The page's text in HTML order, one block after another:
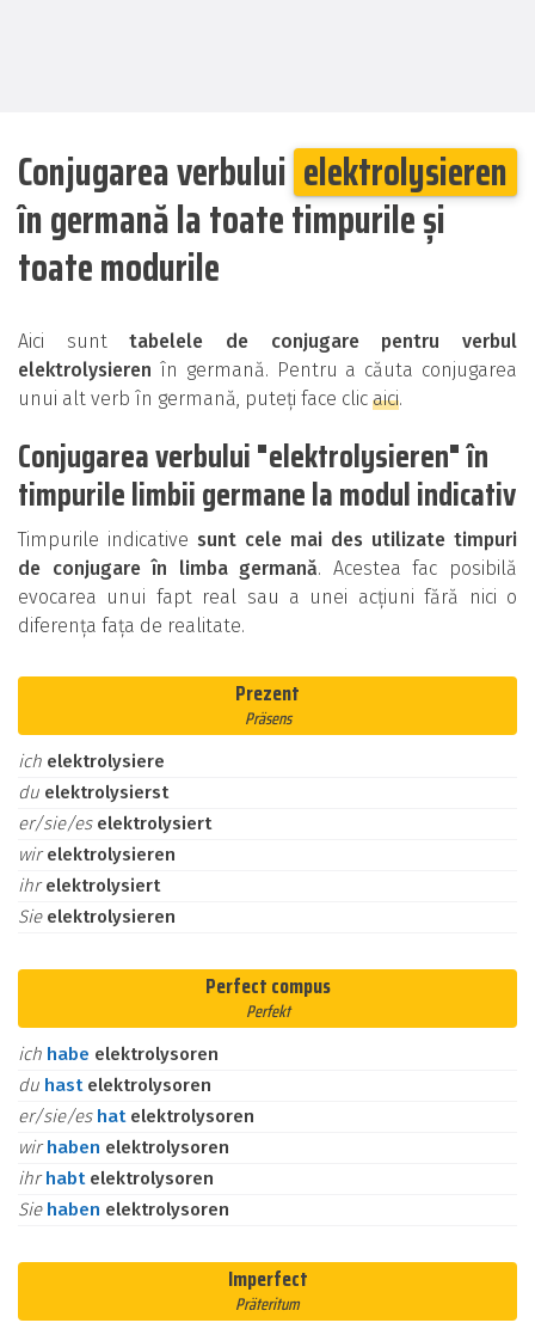
Conjugarea verbului elektrolysieren
în germană la toate timpurile și
toate modurile
Aici sunttabelele de conjugare pentru verbul
elektrolysieren în germană. Pentru a căuta conjugarea
unui alt verb în germană, puteți face clic aici.
Conjugarea verbului "elektrolysieren" în
timpurile limbii germane la modul indicativ
Timpurile indicative sunt cele mai des utilizate timpuri
de conjugare în limba germană. Acestea fac posibilă
evocarea unui fapt real sau a unei acțiuni fără nici o
diferența fața de realitate.
Prezent
Präsens
ich elektrolysiere
du elektrolysierst
er/sie/es elektrolysiert
wirelektrolysieren
ihrelektrolysiert
Sie elektrolysieren
Perfect compus
Perfekt
ich habe elektrolysoren
du hast elektrolysoren
er/sie/es hat elektrolysoren
wirhaben elektrolysoren
ihrhabt elektrolysoren
Sie haben elektrolysoren
Imperfect
Präteritum